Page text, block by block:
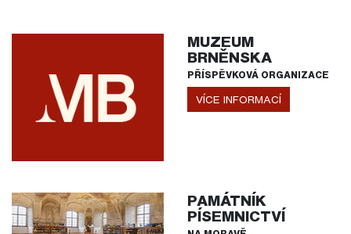
MUZEUM
BRNĚNSKA
PŘÍSPĚVKOVÁ ORGANIZACE
VÍCE INFORMACÍ
PAMÁTNÍK
PÍSEMNICTVÍ